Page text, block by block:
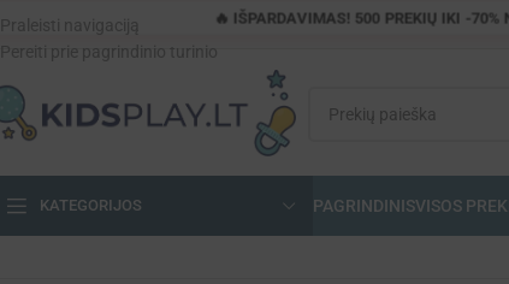
Praleisti navigaciją
🔥 IŠPARDAVIMAS! 500 PREKIŲ IKI -
KATEGORIJOS PAGRINDINISVISOS